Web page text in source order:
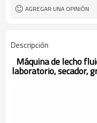
Tasa de recepción
ruido
AGREGAR UNA OPINIÓN
Descripción
Máquina de lecho
laboratorio, secador,